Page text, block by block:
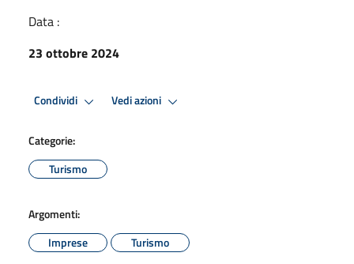
Data :
23 ottobre 2024
Condividi Vedi azioni
Categorie:
Turismo
Argomenti:
Imprese
Turismo